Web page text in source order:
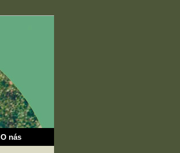
O nás